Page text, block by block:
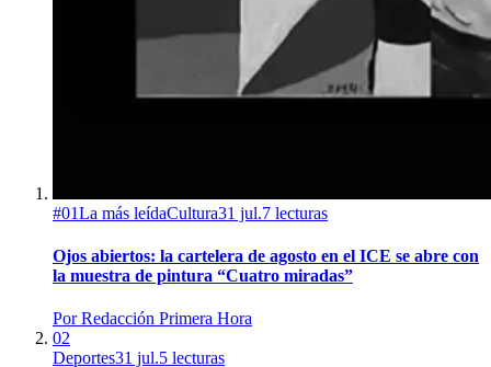
#01La más leídaCultura31 jul.7 lecturas
Ojos abiertos: la cartelera de agosto en el ICE se abre con
la muestra de pintura “Cuatro miradas”
PorRedacción Primera Hora
02
Deportes31 jul.5 lecturas